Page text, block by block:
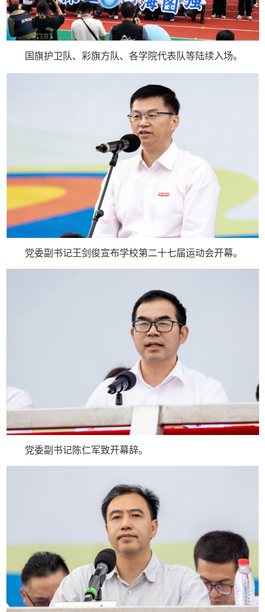
国旗护卫队、彩旗方队、各学院代表队等陆续入场。
党委副书记王剑俊宣布学校第二十七届运动会开幕。
党委副书记陈仁军致开幕辞。